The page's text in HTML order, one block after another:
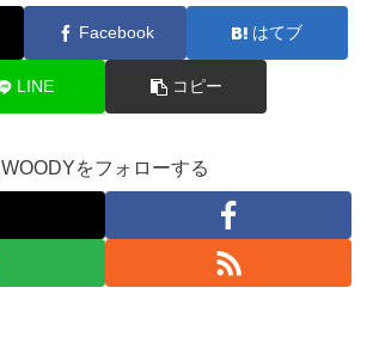
Facebook はてブ
LINE コピー
WOODYをフォローする